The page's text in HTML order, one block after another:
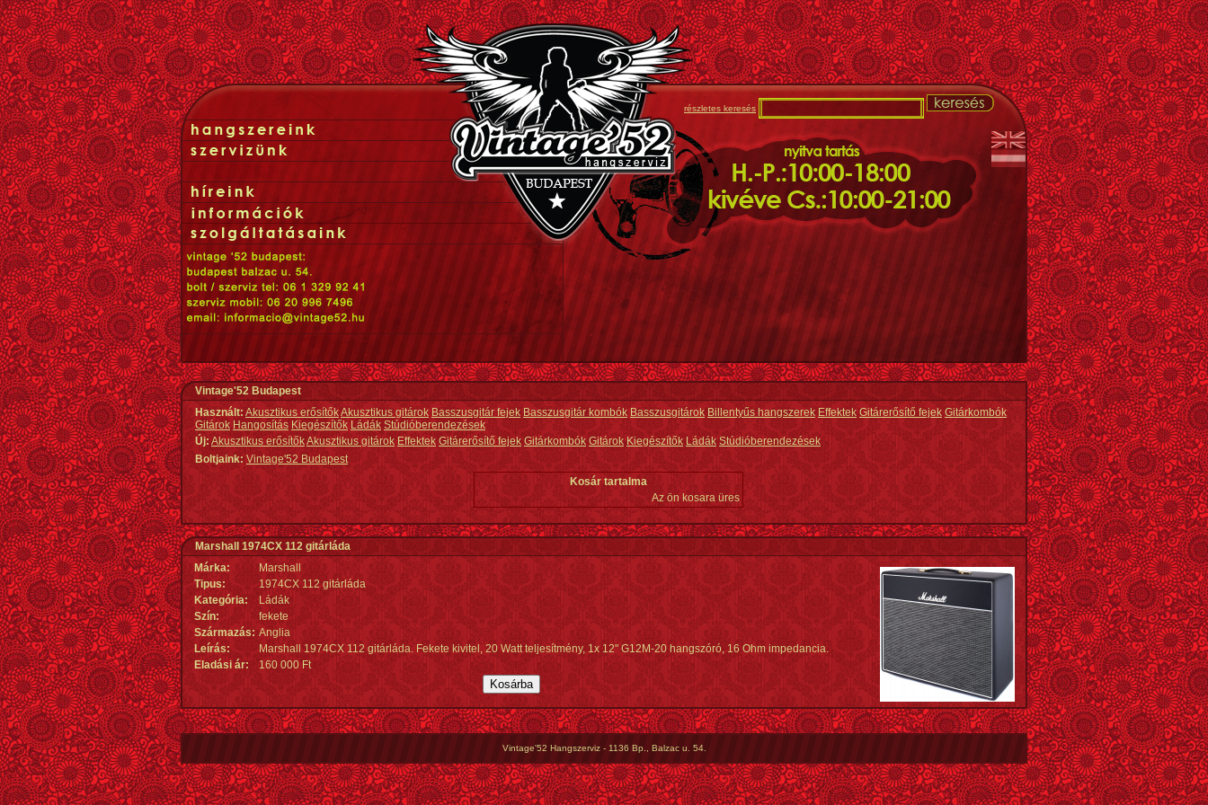
részletes keresés
Vintage'52 Budapest
Használt: Akusztikus erősítőkAkusztikus gitárok Basszusgitár fejek Basszusgitár kombók Basszusgitárok Billentyűs hangszerek Effektek Gitárerősítő fejek Gitárkombók
Gitárok Hangosítás Kiegészítők Ládák Stúdióberendezések
Új:Akusztikus erősítőkAkusztikus gitárok Effektek Gitárerősítő fejek Gitárkombók Gitárok Kiegészítők Ládák Stúdióberendezések
Boltjaink: Vintage'52 Budapest
Kosár tartalma
Az ön kosara üres
Marshall 1974CX 112 gitárláda
Márka:
Marshall
Tipus:
1974CX 112 gitárláda
Kategória:
Ládák
Szín:
fekete
Származás: Anglia
Leírás:
Marshall 1974CX 112 gitárláda. Fekete kivitel, 20 Watt teljesítmény, 1x 12" G12M-20 hangszóró, 16 Ohm impedancia.
Eladási ár:
160 000 Ft
Vintage'52 Hangszerviz - 1136 Bp., Balzac u. 54.